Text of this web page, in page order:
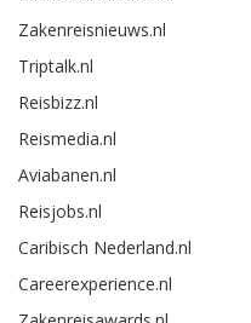
Zakenreisnieuws.nl
Triptalk.nl
Reisbizz.nl
Reismedia.nl
Aviabanen.nl
Reisjobs.nl
Caribisch Nederland.nl
Careerexperience.nl